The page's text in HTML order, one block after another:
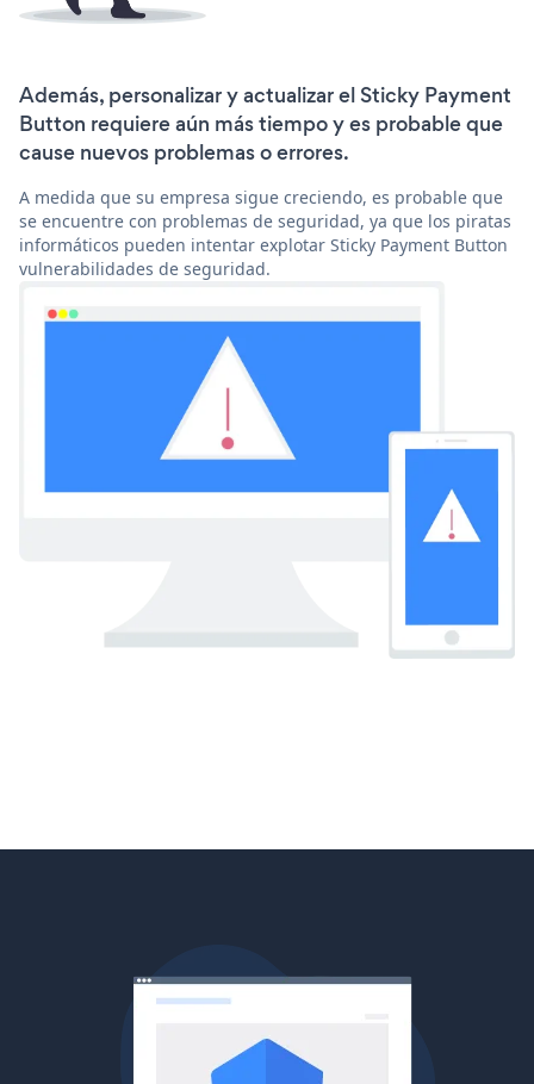
Además, personalizar y actualizar el Sticky Payment
Button requiere aún más tiempo y es probable que
cause nuevos problemas o errores.
A medida que su empresa sigue creciendo, es probable que
se encuentre con problemas de seguridad, ya que los piratas
informáticos pueden intentar explotar Sticky Payment Button
vulnerabilidades de seguridad.